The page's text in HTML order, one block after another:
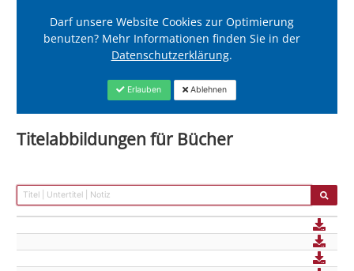
Darf unsere Website Cookies zur Optimierung
benutzen? Mehr Informationen finden Sie in der
Datenschutzerklärung.
Erlauben Ablehnen
Titelabbildungen für Bücher